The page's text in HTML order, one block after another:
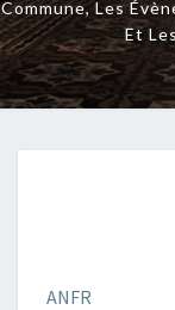
Commune, Les
Et
ANFR